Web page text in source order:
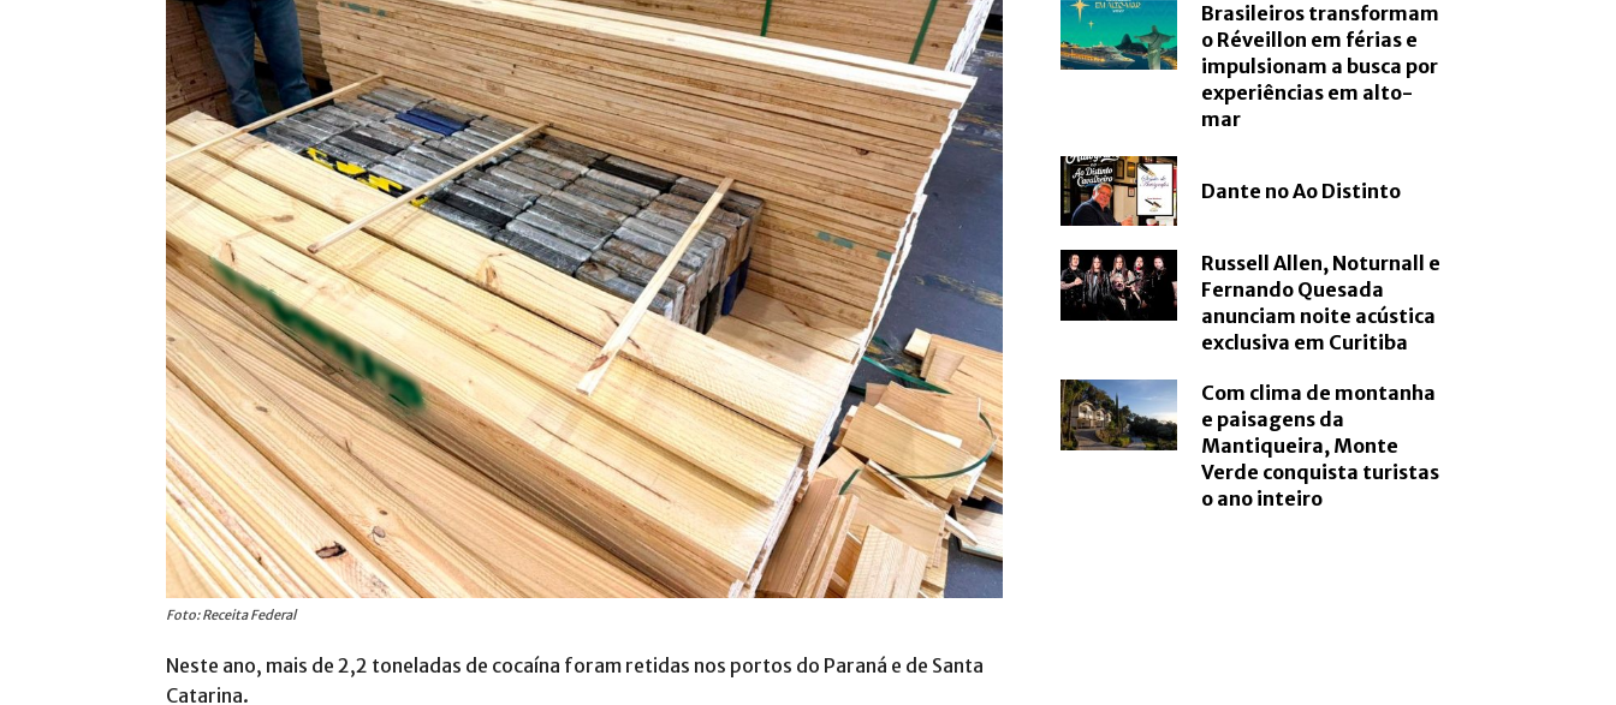
Foto: Receita Federal
Neste ano, mais de 2,2 toneladas de cocaína foram retidas nos portos do Paraná e de Santa
Catarina.
Brasileiros transformam
o Réveillon em férias e
impulsionam a busca por
experiências em alto-
mar
Dante no Ao Distinto
Russell Allen, Noturnall e
Fernando Quesada
anunciam noite acústica
exclusiva em Curitiba
Com clima de montanha
e paisagens da
Mantiqueira, Monte
Verde conquista turistas
o ano inteiro